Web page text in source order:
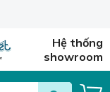
Hệ thống
showroom